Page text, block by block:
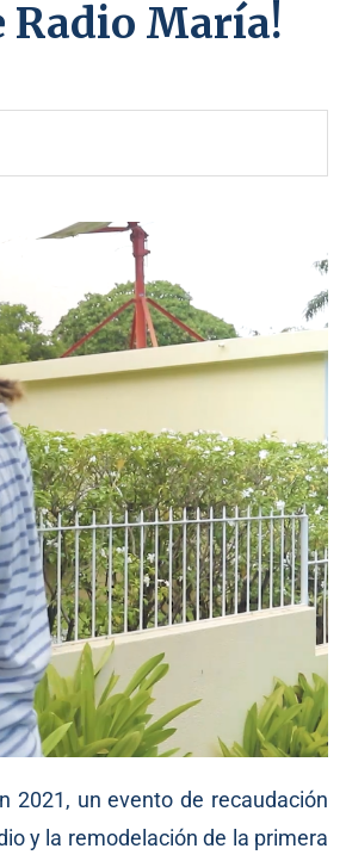
Radio María!
2021, un evento de recaudación
y la remodelación de la primera